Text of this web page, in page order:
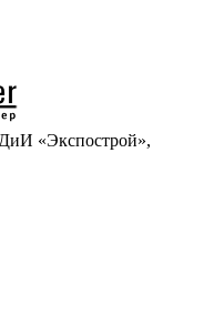
«Экспострой»,